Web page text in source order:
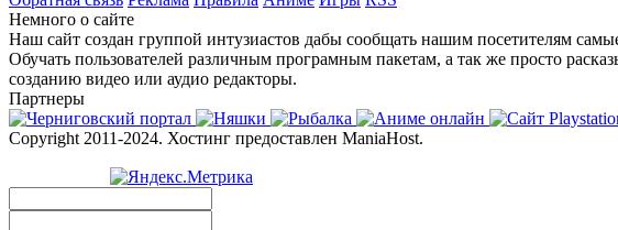
Немного о сайте
Наш сайт создан группой интузиастов дабы сообщать нашим посетителям
Обучать пользователей различным програмным пакетам, а так же просто
созданию видео или аудио редакторы.
Партнеры
Copyright 2011-2024. Хостинг предоставлен ManiaHost.